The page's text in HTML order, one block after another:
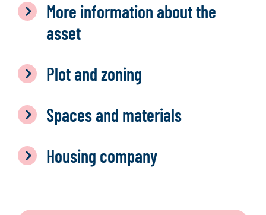
More information about the
asset
Plot and zoning
Spaces and materials
Housing company